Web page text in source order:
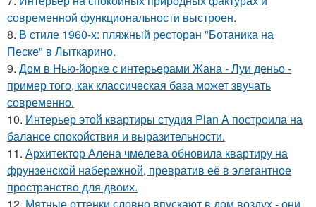
современной функциональности выстроен.
8. В стиле 1960-х: пляжный ресторан "Ботаника на
Песке" в Лыткарино.
9. Дом в Нью-йорке с интерьерами Жана - Луи деньо -
пример того, как классическая база может звучать
современно.
10. Интерьер этой квартиры студия Plan A построила на
балансе спокойствия и выразительности.
11. Архитектор Алена чмелева обновила квартиру на
фрунзенской набережной, превратив её в элегантное
пространство для двоих.